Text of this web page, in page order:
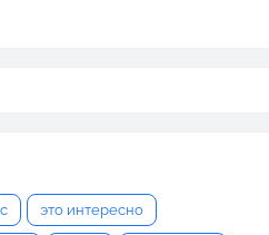
это интересно